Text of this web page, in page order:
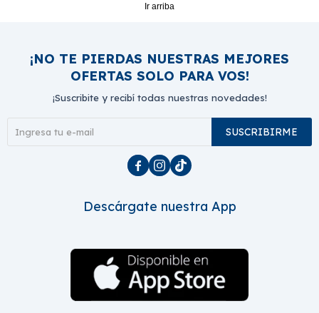
Ir arriba
¡NO TE PIERDAS NUESTRAS MEJORES
OFERTAS SOLO PARA VOS!
¡Suscribite y recibí todas nuestras novedades!
SUSCRIBIRME
  
Descárgate nuestra App